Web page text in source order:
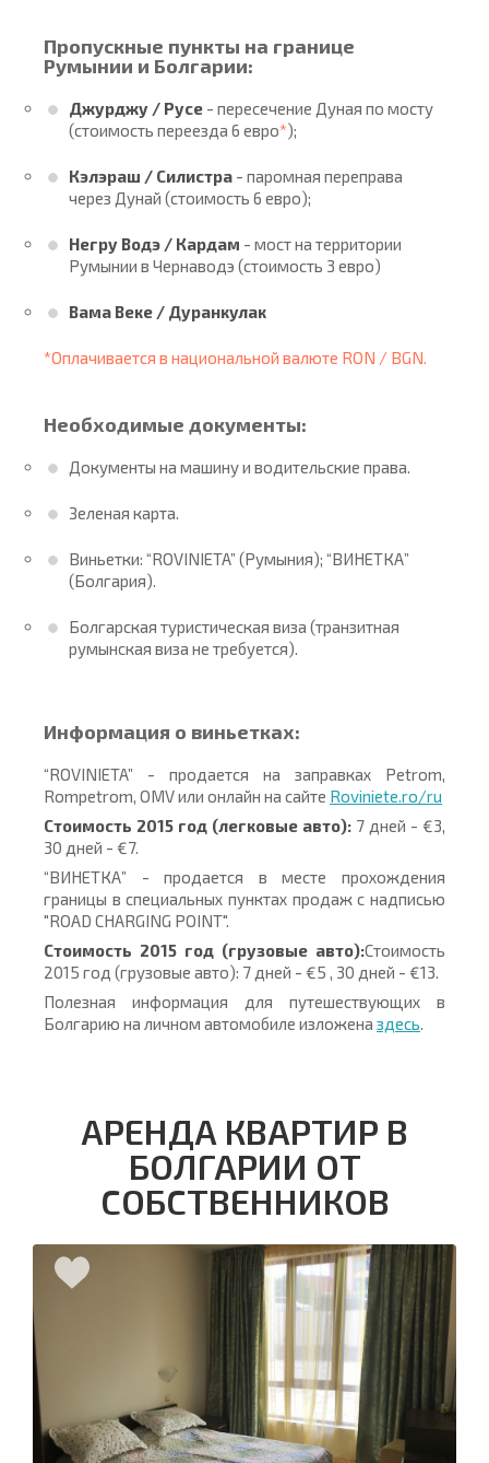
Пропускные пункты на границе
Румынии и Болгарии:
Джурджу / Русе - пересечение Дуная по мосту
(стоимость переезда 6 евро*);
Кэлэраш / Силистра - паромная переправа
через Дунай (стоимость 6 евро);
Негру Водэ / Кардам - мост на территории
Румынии в Чернаводэ (стоимость 3 евро)
Вама Веке / Дуранкулак
*Оплачивается в национальной валюте RON / BGN.
Необходимые документы:
Документы на машину и водительские права.
Зеленая карта.
Виньетки: “ROVINIETA” (Румыния); “ВИНЕТКА”
(Болгария).
Болгарская туристическая виза (транзитная
румынская виза не требуется).
Информация о виньетках:
“ROVINIETA” - продается на заправках Petrom,
Rompetrom, OMV или онлайн на сайте Roviniete.ro/ru
Стоимость 2015 год (легковые авто): 7 дней - €3,
30 дней - €7.
“ВИНЕТКА” - продается в месте прохождения
границы в специальных пунктах продаж с надписью
"ROAD CHARGING POINT".
Стоимость 2015 год (грузовые авто):Стоимость
2015 год (грузовые авто): 7 дней - €5 , 30 дней - €13.
Полезная информация для путешествующих в
Болгарию на личном автомобиле изложена здесь.
АРЕНДА КВАРТИР В
БОЛГАРИИ ОТ
СОБСТВЕННИКОВ